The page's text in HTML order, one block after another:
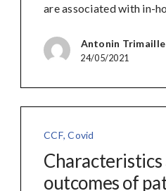
are associated with in-
Antonin Trimaille
24/05/2021
CCF,Covid
Characteristics
outcomes of